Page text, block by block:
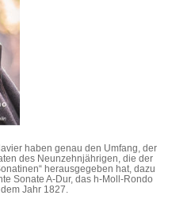
haben genau den Umfang, der
des Neunzehnjährigen, die der
herausgegeben hat, dazu
Sonate A-Dur, das h-Moll-Rondo
Jahr 1827.